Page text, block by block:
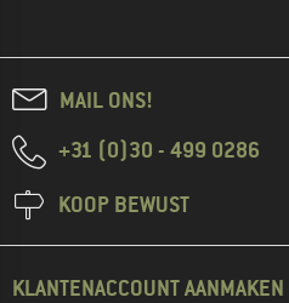
MAIL ONS!
+31 (0)30 - 499 0286
KOOP BEWUST
KLANTENACCOUNT AANMAKEN